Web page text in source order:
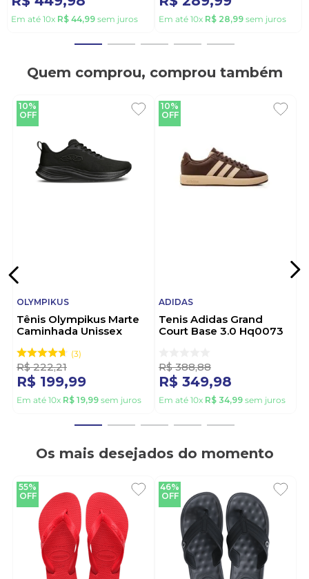
Em até 10x R$ 44,99 sem juros Em até 10x R$ 28,99 sem juros
Quem comprou, comprou também
10%
OFF
OLYMPIKUS
Tênis Olympikus Marte
Caminhada Unissex
3
R$ 222,21
R$ 199,99
Em até 10x R$ 19,99 sem juros
10%
OFF
ADIDAS
Tenis Adidas Grand
Court Base 3.0 Hq0073
R$ 388,88
R$ 349,98
Em até 10x R$ 34,99 sem juros
Os mais desejados do momento
55%
OFF
46%
OFF